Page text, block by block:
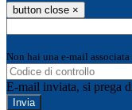
button close ×
Non hai una e-mail
E-mail inviata, si prega